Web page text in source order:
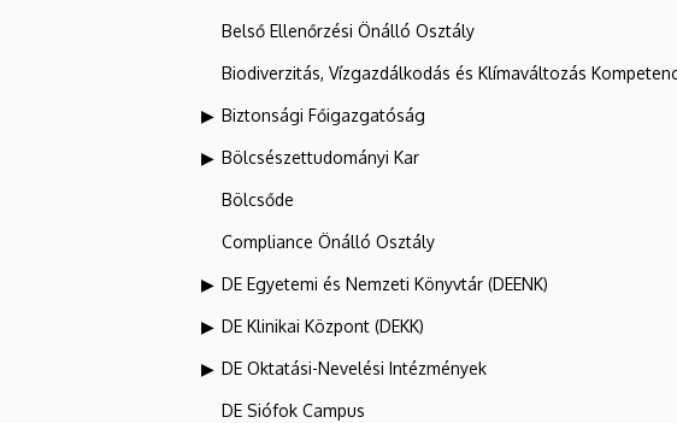
Belső Ellenőrzési Önálló Osztály
Biodiverzitás, Vízgazdálkodás és Klímaváltozás
Biztonsági Főigazgatóság
Bölcsészettudományi Kar
Bölcsőde
Compliance Önálló Osztály
DE Egyetemi és Nemzeti Könyvtár (DEENK)
DE Klinikai Központ (DEKK)
DE Oktatási-Nevelési Intézmények
DE Siófok Campus